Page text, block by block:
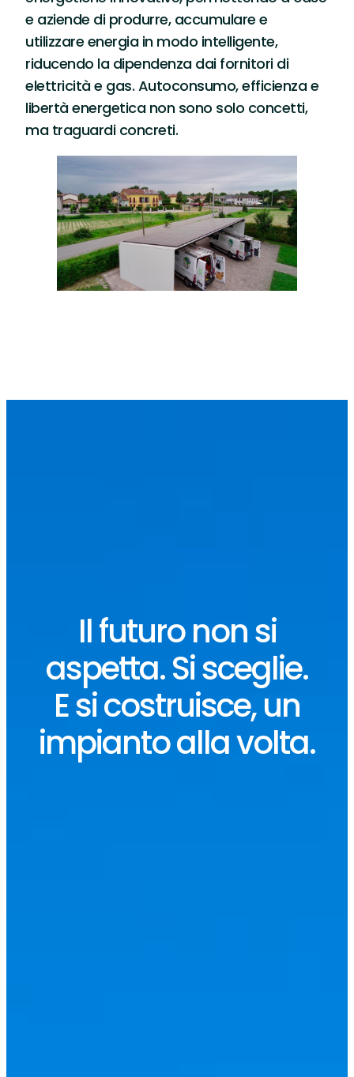
e aziende di produrre, accumulare e
utilizzare energia in modo intelligente,
riducendo la dipendenza dai fornitori di
elettricità e gas. Autoconsumo, efficienza e
libertà energetica non sono solo concetti,
ma traguardi concreti.
Il futuro non si
aspetta. Si sceglie.
E si costruisce, un
impianto alla volta.